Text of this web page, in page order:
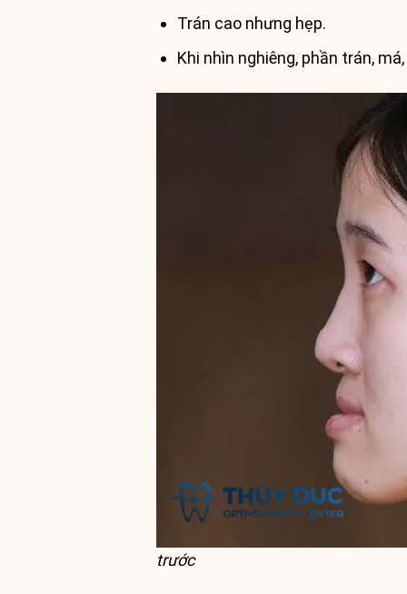
Trán cao nhưng hẹp.
Khi nhìn nghiêng, phần trán,
trước